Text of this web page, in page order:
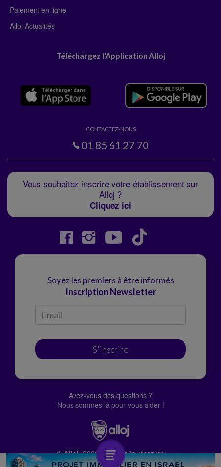
Paiement en ligne
Alloj Actualités
Téléchargez l'Application Alloj
CONTACTEZ-NOUS
01 85 61 27 70
Vous souhaitez inscrire votre établissement sur
Alloj ?
Cliquez ici
Soyez les premiers à être informés
Inscription Newsletter
S'inscrire
Avez-vous des questions ?
Nous sommes là pour vous aider !
© Alloj.2022 Tous droits réservés